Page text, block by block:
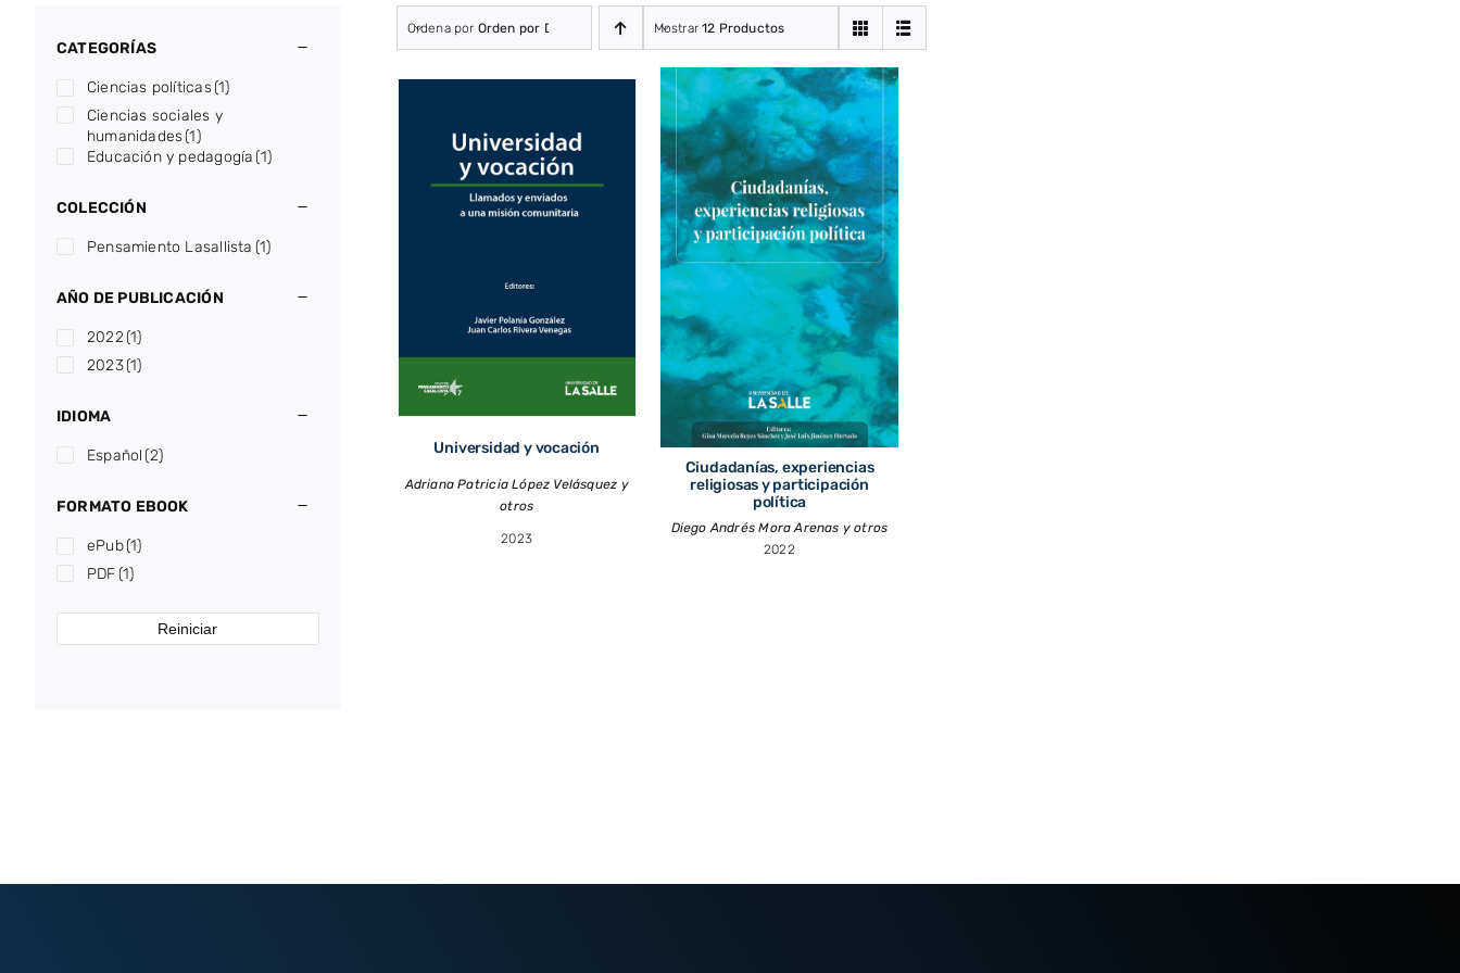
CATEGORÍAS
Ciencias políticas(1)
Ciencias sociales y
humanidades(1)
Educación y pedagogía(1)
COLECCIÓN
Pensamiento Lasallista (1)
AÑO DE PUBLICACIÓN
2022(1)
2023(1)
IDIOMA
Español (2)
FORMATO EBOOK
ePub(1)
PDF(1)
Reiniciar
Ordena por Orden por Defecto Mostrar12 Productos
Universidad y vocación
Adriana Patricia López Velásquez y
otros
2023
Ciudadanías, experiencias
religiosas y participación
política
Diego Andrés Mora Arenas y otros
2022